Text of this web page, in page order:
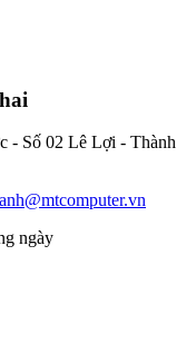
- Số 02 Lê Lợi - Thành
ngày